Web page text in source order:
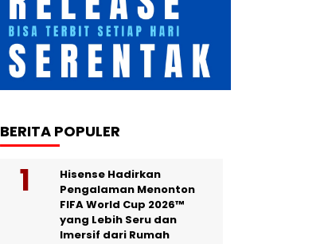
BERITA POPULER
Hisense Hadirkan
Pengalaman Menonton
FIFA World Cup 2026™
yang Lebih Seru dan
Imersif dari Rumah